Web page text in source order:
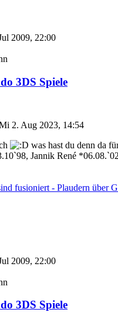
2009, 22:00
3DS Spiele
2. Aug 2023, 14:54
was hast du denn da
Jannik René
fusioniert - Plaudern über
2009, 22:00
3DS Spiele